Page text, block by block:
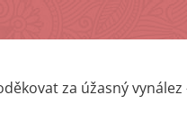
za úžasný